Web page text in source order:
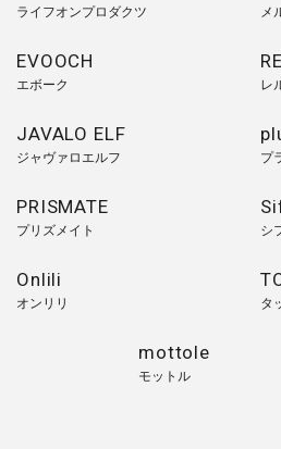
ライフオンプロダクツ メ
EVOOCH
エボーク レ
JAVALO ELF
ジャヴァロエルフ プ
PRISMATE
プリズメイト シ
Onlili
オンリリ タ
mottole
モットル